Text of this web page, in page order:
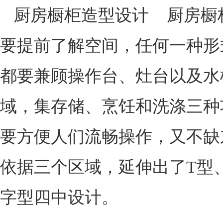
厨房橱柜造型设计 厨房橱
要提前了解空间，任何一种
都要兼顾操作台、灶台以及
域，集存储、烹饪和洗涤三
要方便人们流畅操作，又不
依据三个区域，延伸出了T型
字型四中设计。